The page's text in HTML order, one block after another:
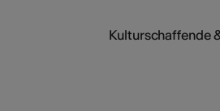
Kulturschaffende